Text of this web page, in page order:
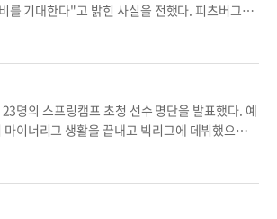
3루수를 주 포지션으로 하면서 좌익수로도 출
전 유격수 브랜든 크로포드는 붙박이 주전이다.
란시스코와 장기 계약돼 있다. 황재균이 이들을
야구는 환경
제가 있다. 지난해 박병호(미네소타)는 메이저
중 하나다. 구장 별로 홈런이 나올 가능성을 보
다"고 밝힌 사실을 전했다. 피츠버그는
팅턴 단장은 징계와 관련
것으로 기대하고 있지만 그 이전에 걸림돌이 있
베이스볼클래식(WBC) 대표팀에서도 제외됐다.
데뷔 1.2년차 선수들이다. 여기에 최지만이 가세
존 가능성도 있을 것으로 판단하고 도전에 나